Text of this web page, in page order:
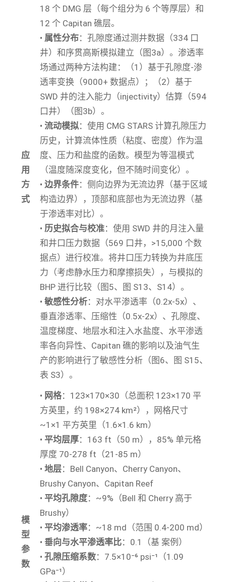
应
用
方
式
18 个 DMG 层（每个组分为 6 个等厚层）和
12 个 Capitan 礁层。
• 属性分布：孔隙度通过测井数据（334 口
井）和序贯高斯模拟建立（图3a）。渗透率
场通过两种方法构建：（1）基于孔隙度-渗
透率变换（9000+ 数据点）；（2）基于
SWD 井的注入能力（injectivity）估算（594
口井）（图3b）。
• 流动模拟：使用 CMG STARS 计算孔隙压力
历史，计算流体性质（粘度、密度）作为温
度、压力和盐度的函数。模型为等温模式
（温度随深度变化，但不随时间变化）。
• 边界条件：侧向边界为无流边界（基于区域
构造边界），顶部和底部也为无流边界（基
于渗透率对比）。
• 历史拟合与校准：使用 SWD 井的月注入量
和井口压力数据（569 口井，>15,000 个数
据点）进行校准。将井口压力转换为井底压
力（考虑静水压力和摩擦损失），与模拟的
BHP 进行比较（图5、图 S13、S14）。
• 敏感性分析：对水平渗透率（0.2x-5x）、
垂直渗透率、压缩性（0.5x-2x）、孔隙度、
温度梯度、地层水和注入水盐度、水平渗透
率各向异性、Capitan 礁的影响以及油气生
产的影响进行了敏感性分析（图6、图 S15、
表 S3）。
模
型
参
数
• 网格：123×170×30（总面积 123×170 平
方英里，约 198×274 km²），网格尺寸
~1×1 平方英里（1.6×1.6 km）
• 平均层厚：163 ft（50 m），85% 单元格
厚度 70-278 ft（21-85 m）
• 地层：Bell Canyon、Cherry Canyon、
Brushy Canyon、Capitan Reef
• 平均孔隙度：~9%（Bell 和 Cherry 高于
Brushy）
• 平均渗透率：~18 md（范围 0.4-200 md）
• 垂向与水平渗透率比：0.1（基 案例）
• 孔隙压缩系数：7.5×10⁻⁶ psi⁻¹（1.09
GPa⁻¹）